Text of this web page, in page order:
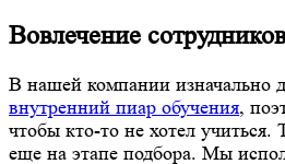
Вовлечение
В нашей компании изначально
внутренний пиар обучения,
чтобы кто-то не хотел учиться.
еще на этапе подбора. Мы